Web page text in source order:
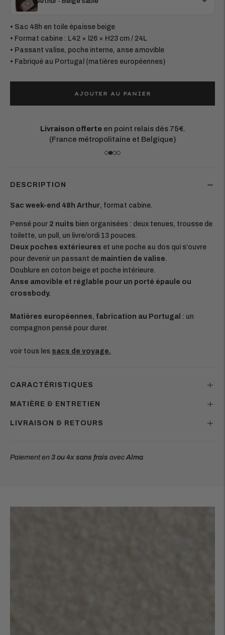
• Sac 48h en toile épaisse beige
• Format cabine : L42 × l26 × H23 cm / 24L
• Passant valise, poche interne, anse amovible
• Fabriqué au Portugal (matières européennes)
AJOUTER AU PANIER
Matières européennes durables.
Chaque pièce est conçue pour durer
DESCRIPTION
Sac week-end 48h Arthur, format cabine.
Pensé pour 2 nuits bien organisées : deux tenues, trousse de
toilette, un pull, un livre/ordi 13 pouces.
Deux poches extérieures et une poche au dos qui s’ouvre
pour devenir un passant de maintien de valise.
Doublure en coton beige et poche intérieure.
Anse amovible et réglable pour un porté épaule ou
crossbody.
Matières européennes, fabrication au Portugal : un
compagnon pensé pour durer.
voir tous les sacs de voyage.
CARACTÉRISTIQUES
MATIÈRE & ENTRETIEN
LIVRAISON & RETOURS
Paiement en 3 ou 4x sans frais avecAlma
à